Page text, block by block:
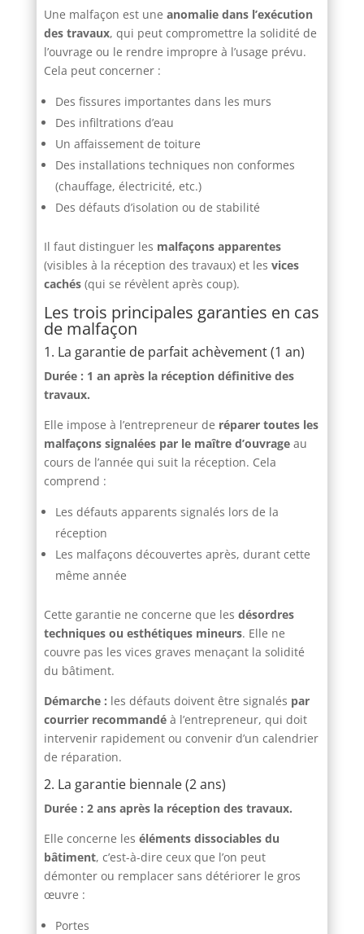
Une malfaçon est une anomalie dans l’exécution
des travaux, qui peut compromettre la solidité de
l’ouvrage ou le rendre impropre à l’usage prévu.
Cela peut concerner :
Des fissures importantes dans les murs
Des infiltrations d’eau
Un affaissement de toiture
Des installations techniques non conformes
(chauffage, électricité, etc.)
Des défauts d’isolation ou de stabilité
Il faut distinguer les malfaçons apparentes
(visibles à la réception des travaux) et les vices
cachés(qui se révèlent après coup).
Les trois principales garanties en cas
de malfaçon
1. La garantie de parfait achèvement (1 an)
Durée : 1 an après la réception définitive des
travaux.
Elle impose à l’entrepreneur de réparer toutes les
malfaçons signalées par le maître d’ouvrageau
cours de l’année qui suit la réception. Cela
comprend :
Les défauts apparents signalés lors de la
réception
Les malfaçons découvertes après, durant cette
même année
Cette garantie ne concerne que les désordres
techniques ou esthétiques mineurs. Elle ne
couvre pas les vices graves menaçant la solidité
du bâtiment.
Démarche : les défauts doivent être signalés par
courrier recommandéà l’entrepreneur, qui doit
intervenir rapidement ou convenir d’un calendrier
de réparation.
2. La garantie biennale (2 ans)
Durée : 2 ans après la réception des travaux.
Elle concerne les éléments dissociables du
bâtiment, c’est-à-dire ceux que l’on peut
démonter ou remplacer sans détériorer le gros
œuvre :
Portes